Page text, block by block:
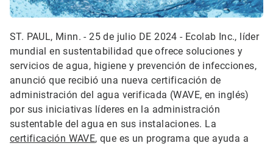
ST. PAUL, Minn. - 25 de julio DE 2024 - Ecolab Inc., líder
mundial en sustentabilidad que ofrece soluciones y
servicios de agua, higiene y prevención de infecciones,
anunció que recibió una nueva certificación de
administración del agua verificada (WAVE, en inglés)
por sus iniciativas líderes en la administración
sustentable del agua en sus instalaciones. La
certificación WAVE, que es un programa que ayuda a